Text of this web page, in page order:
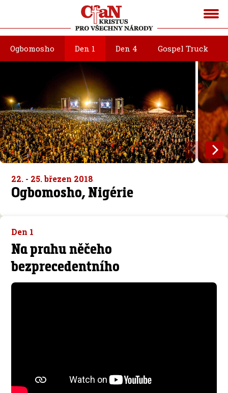
Ogbomosho Den 1 Den 4 Gospel Truck
22. - 25. březen 2018
Ogbomosho, Nigérie
Den 1
Na prahu něčeho
bezprecedentního